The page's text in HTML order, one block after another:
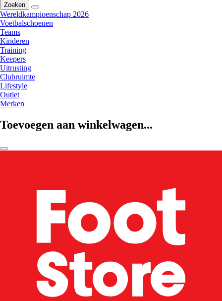
Zoeken
Wereldkampioenschap 2026
Voetbalschoenen
Teams
Kinderen
Training
Keepers
Uitrusting
Clubruimte
Lifestyle
Outlet
Merken
Toevoegen aan winkelwagen...